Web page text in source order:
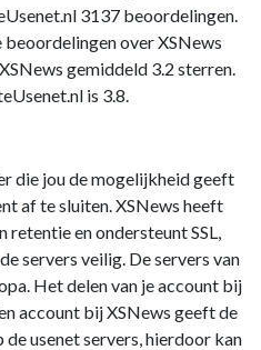
3137 beoordelingen.
over XSNews
gemiddeld 3.2 sterren.
is 3.8.
die jou de mogelijkheid geeft
af te sluiten. XSNews heeft
en ondersteunt SSL,
servers veilig. De servers van
Het delen van je account bij
account bij XSNews geeft de
usenet servers, hierdoor kan